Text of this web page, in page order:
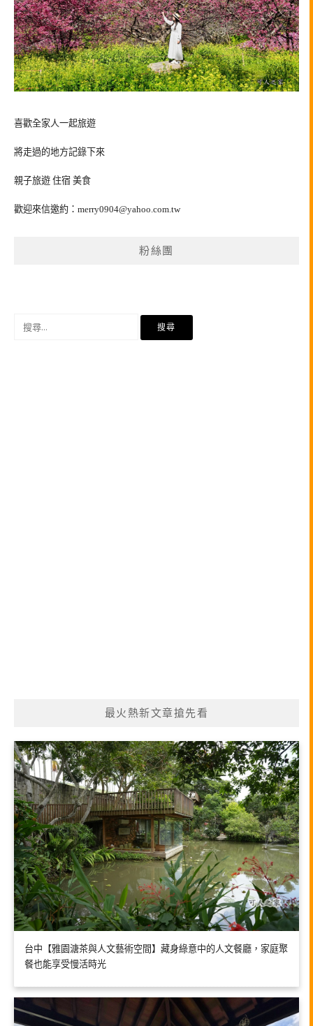
喜歡全家人一起旅遊
將走過的地方記錄下來
親子旅遊 住宿 美食
歡迎來信邀約： merry0904@yahoo.com.tw
粉絲團
最火熱新文章搶先看
台中【雅園溏茶與人文藝術空間】藏身綠意中的人文餐廳，家庭聚
餐也能享受慢活時光